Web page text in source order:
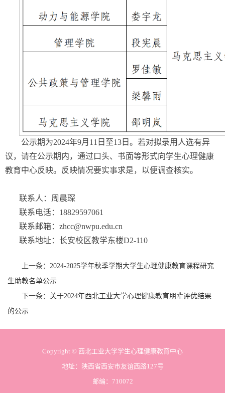
公示期为2024年9月11日至13日。若对拟录用人选有异
议，请在公示期内，通过口头、书面等形式向学生心理健康
教育中心反映。反映情况要实事求是，以便调查核实。
联系人：周晨琛
联系电话：18829597061
联系邮箱：zhcc@nwpu.edu.cn
联系地址：长安校区教学东楼D2-110
上一条： 2024-2025学年秋季学期大学生心理健康教育课程研究
生助教名单公示
下一条： 关于2024年西北工业大学心理健康教育朋辈评优结果
的公示
Copyright © 西北工业大学学生心理健康教育中心
地址：陕西省西安市友谊西路127号
邮编：710072